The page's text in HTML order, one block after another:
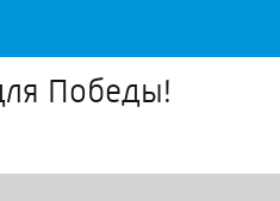
Победы!